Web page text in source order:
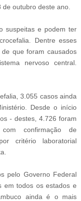
outubro deste ano.
suspeitas e podem ter
Dentre esses
que foram causados
nervoso central.
3.055 casos ainda
Desde o início
- destes, 4.726 foram
confirmação de
critério laboratorial
pelo Governo Federal
em todos os estados e
ainda é o mais